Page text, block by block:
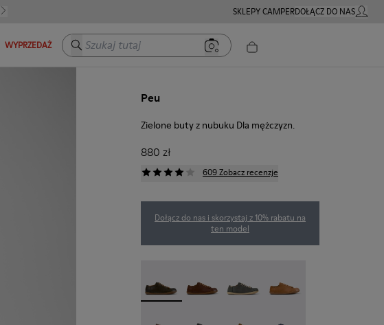
SKLEPY CAMPERDOŁĄCZ DO NASMOJE
WYPRZEDAŻ Szukaj tutaj
Peu
Zielone buty z nubuku Dla mężczyzn.
880 zł
609 Zobacz recenzje
Dołącz do nas i skorzystaj z 10% rabatu na
ten model